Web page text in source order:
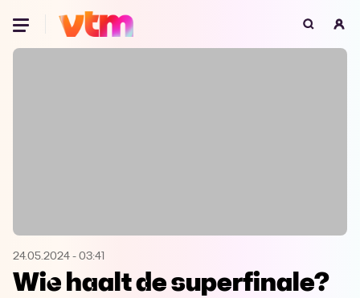
Oeps, browser niet ondersteund
Microsoft Edge Download
24.05.2024 - 03:41
Wie haalt de superfinale?